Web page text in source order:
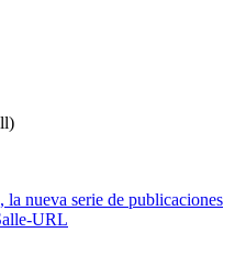
nueva serie de publicaciones
URL